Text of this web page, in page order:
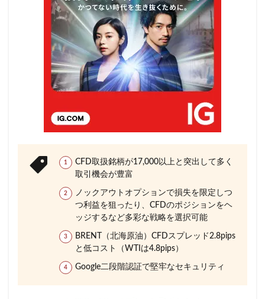
CFD取扱銘柄が17,000以上と突出して多く
取引機会が豊富
ノックアウトオプションで損失を限定しつ
つ利益を狙ったり、CFDのポジションをヘ
ッジするなど多彩な戦略を選択可能
BRENT（北海原油）CFDスプレッド2.8pips
と低コスト（WTIは4.8pips）
Google二段階認証で堅牢なセキュリティ